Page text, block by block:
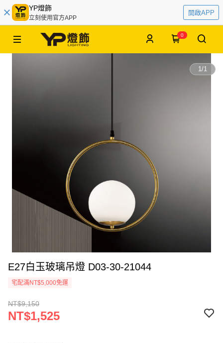
YP燈飾
立刻使用官方APP
開啟APP
0
1/1
E27白玉玻璃吊燈 D03-30-21044
宅配滿NT$5,000免運
NT$9,150
NT$1,525